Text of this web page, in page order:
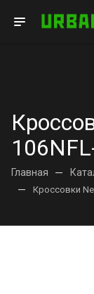
Главная —
— Кроссовки